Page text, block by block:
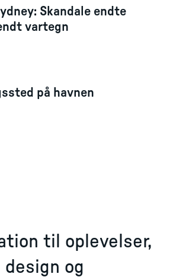
Skandale endte
vartegn
på havnen
til oplevelser,
og